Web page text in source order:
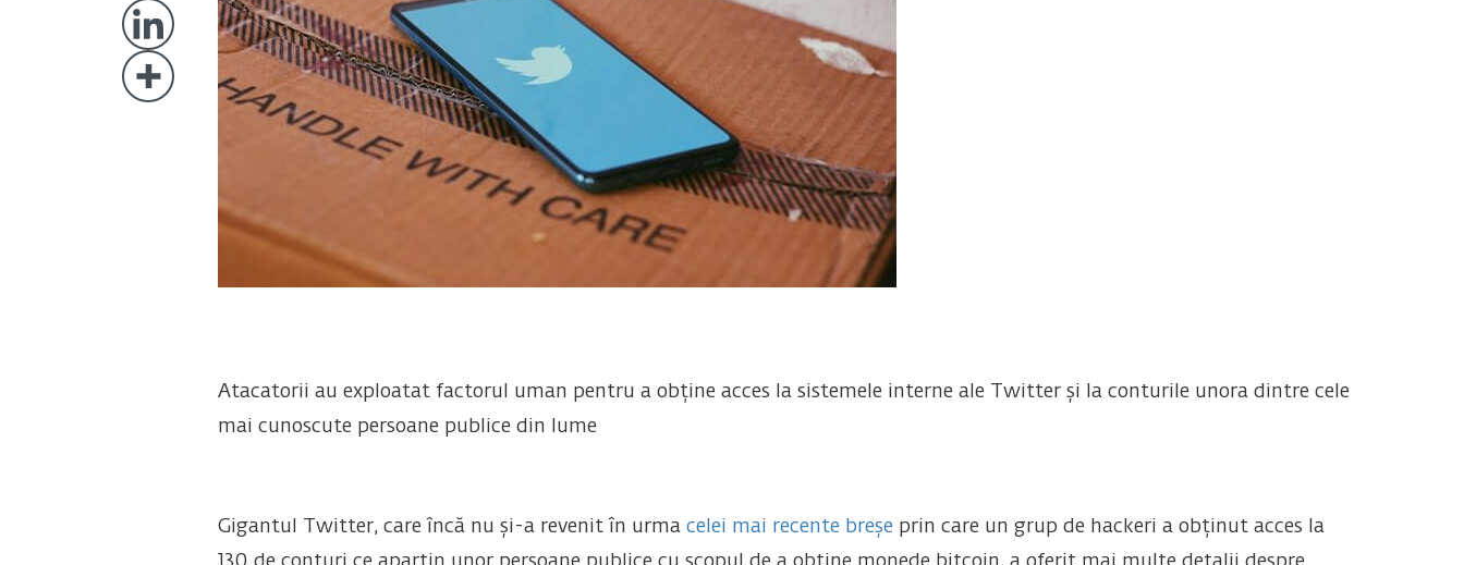
Atacatorii au exploatat factorul uman pentru a obține acces la sistemele interne ale Twitter și la conturile unora dintre cele
mai cunoscute persoane publice din lume
Gigantul Twitter, care încă nu și-a revenit în urma celei mai recente breșe prin care un grup de hackeri a obținut acces la